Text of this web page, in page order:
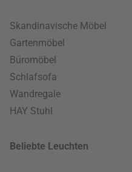
Skandinavische Möbel
Gartenmöbel
Büromöbel
Schlafsofa
Wandregale
HAY Stuhl
Beliebte Leuchten